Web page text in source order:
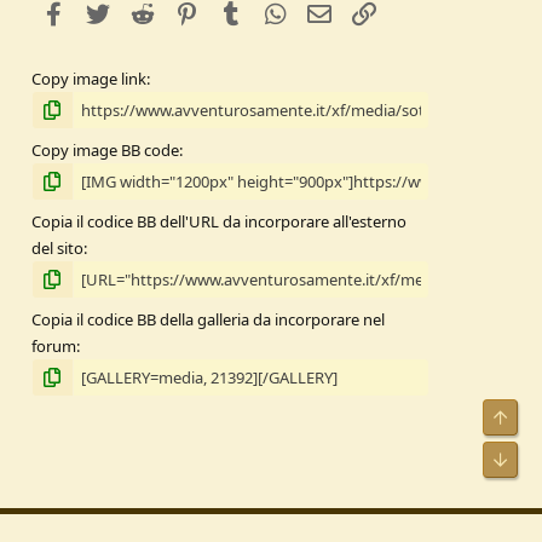
facebookTwitterReddit PinterestTumblrWhatsApp
e-mail
Copy image link
Copy image BB code
Copia il codice BB dell'URL da incorporare all'esterno
del sito
Copia il codice BB della galleria da incorporare nel
forum
Alto